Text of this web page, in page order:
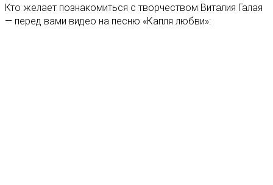
Кто желает познакомиться с творчеством Виталия Галая
— перед вами видео на песню «Капля любви»: